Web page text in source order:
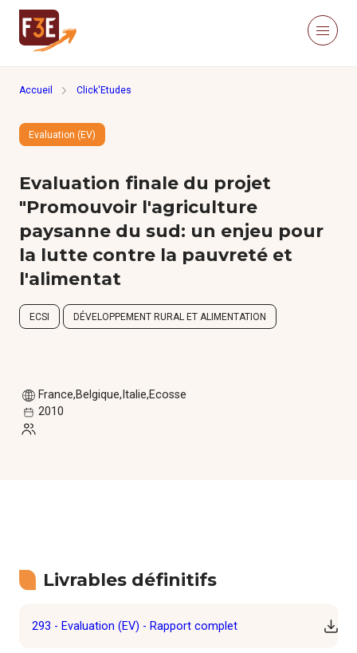
Aller au contenu principal
Menu
Recherche sur le site
Ressources Click’Études
Méthodologies
Études
Communautés de pratique
Accueil Click'Etudes
Evaluation (EV)
Evaluation finale du projet
"Promouvoir l'agriculture
paysanne du sud: un enjeu pour
la lutte contre la pauvreté et
l'alimentat
ECSI DÉVELOPPEMENT RURAL ET ALIMENTATION
France Belgique Italie Ecosse
2010
Livrables définitifs
293 - Evaluation (EV) - Rapport complet
Panneau de gestion des cookies